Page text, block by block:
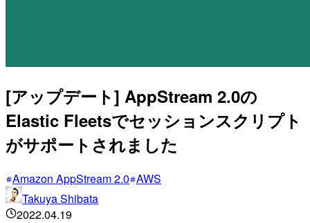
[アップデート] AppStream 2.0の
Elastic Fleetsでセッションスクリプト
がサポートされました
Amazon AppStream 2.0 AWS
Takuya Shibata
2022.04.19